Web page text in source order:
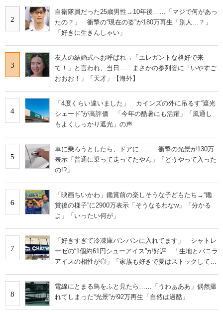
2
自衛隊員だった25歳男性→10年後……「マジで何があっ
たの？」 衝撃の“現在の姿”が180万再生「別人…？」
「好きに生きんしゃい」
3
友人の結婚式へお呼ばれ→「エレガントな格好で来
て！」と言われ、当日……まさかの参列姿に「いやすご
おおお！」「天才」【海外】
4
「4度くらい違いました」 カインズの外に吊るす“遮光
シェード”が高評価 「今年の酷暑にも活躍」「風通し
もよくしっかり遮光」の声
5
車に乗ろうとしたら、ドアに…… 衝撃の光景が130万
表示「普通に乗って走ってたやん」「どうやって入った
の!?」
6
「映画ちいかわ」鑑賞前の楽しそうな子どもたち→“鑑
賞後の様子”に2900万表示「そうなるわなw」「分かる
よ」「いったい何が」
7
「好きすぎて冷凍庫パンパンに入れてます」 シャトレ
ーゼの“1個約61円シューアイス”が好評 「生地とバニラ
アイスの相性が◎」「家族も好きで夏はストックして
8
電線にとまる鳥をふと見たら……「うわぁああ」偶然撮
れてしまった“光景”が92万再生「自然は過酷」